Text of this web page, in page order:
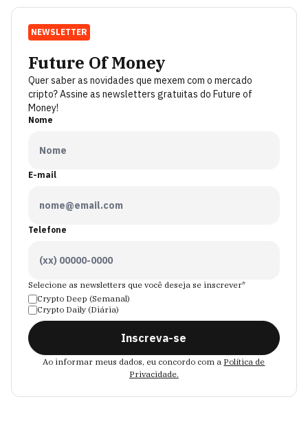
NEWSLETTER
Future Of Money
Quer saber as novidades que mexem com o mercado
cripto? Assine as newsletters gratuitas do Future of
Money!
Nome
E-mail
Telefone
Selecione as newsletters que você deseja se inscrever*
Crypto Deep (Semanal)
Crypto Daily (Diária)
Inscreva-se
Ao informar meus dados, eu concordo com a Política de
Privacidade.